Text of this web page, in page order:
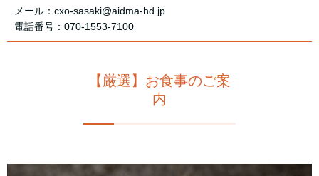
メール：cxo-sasaki@aidma-hd.jp
電話番号：070-1553-7100
【厳選】お食事のご案
内